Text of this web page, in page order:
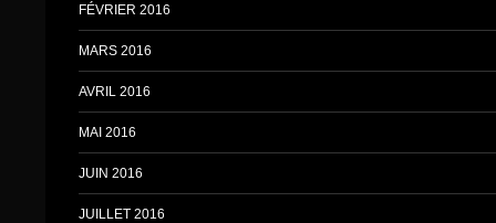
FÉVRIER 2016
MARS 2016
AVRIL 2016
MAI 2016
JUIN 2016
JUILLET 2016